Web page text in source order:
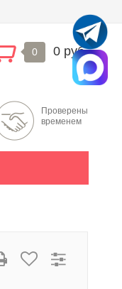
0 0 руб.
Проверены
временем